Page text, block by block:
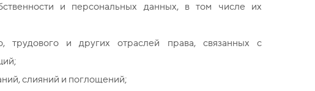
и персональных данных, в том числе их
трудового и других отраслей права, связанных с
слияний и поглощений;